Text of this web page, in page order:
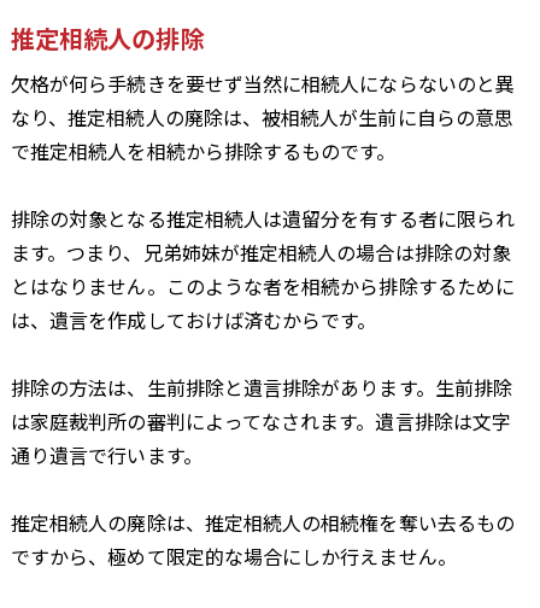
推定相続人の排除
欠格が何ら手続きを要せず当然に相続人にならないのと異
なり、推定相続人の廃除は、被相続人が生前に自らの意思
で推定相続人を相続から排除するものです。
排除の対象となる推定相続人は遺留分を有する者に限られ
ます。つまり、兄弟姉妹が推定相続人の場合は排除の対象
とはなりません。このような者を相続から排除するために
は、遺言を作成しておけば済むからです。
排除の方法は、生前排除と遺言排除があります。生前排除
は家庭裁判所の審判によってなされます。遺言排除は文字
通り遺言で行います。
推定相続人の廃除は、推定相続人の相続権を奪い去るもの
ですから、極めて限定的な場合にしか行えません。